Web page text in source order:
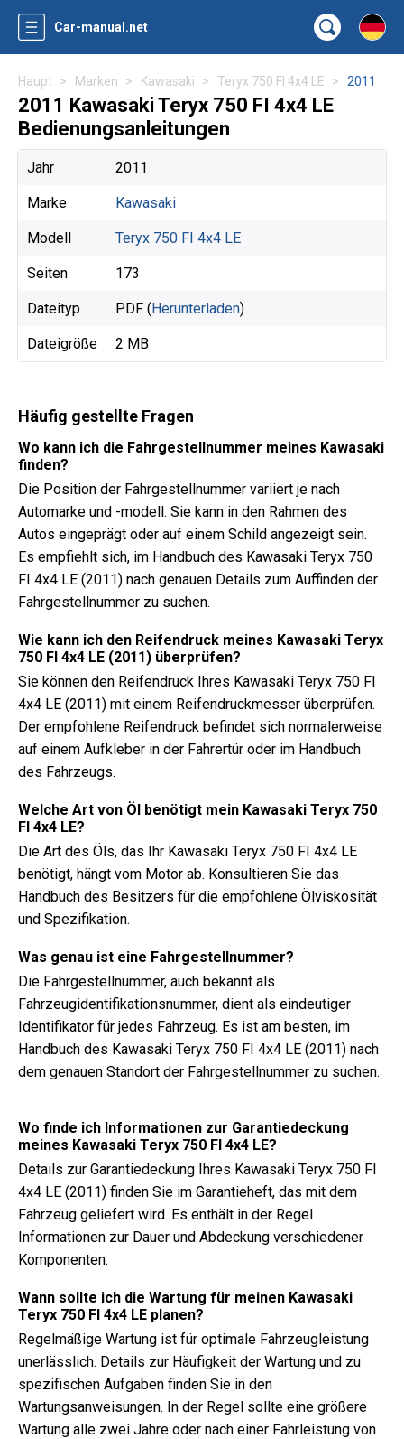
Car-manual.net
Haupt Marken Kawasaki Teryx 750 FI 4x4 LE 2011
2011 Kawasaki Teryx 750 FI 4x4 LE
Bedienungsanleitungen
Jahr 2011
Marke Kawasaki
Modell Teryx 750 FI 4x4 LE
Seiten 173
Dateityp PDF (Herunterladen)
Dateigröße 2 MB
Häufig gestellte Fragen
Wo kann ich die Fahrgestellnummer meines Kawasaki
finden?
Die Position der Fahrgestellnummer variiert je nach
Automarke und -modell. Sie kann in den Rahmen des
Autos eingeprägt oder auf einem Schild angezeigt sein.
Es empfiehlt sich, im Handbuch des Kawasaki Teryx 750
FI 4x4 LE (2011) nach genauen Details zum Auffinden der
Fahrgestellnummer zu suchen.
Wie kann ich den Reifendruck meines Kawasaki Teryx
750 FI 4x4 LE (2011) überprüfen?
Sie können den Reifendruck Ihres Kawasaki Teryx 750 FI
4x4 LE (2011) mit einem Reifendruckmesser überprüfen.
Der empfohlene Reifendruck befindet sich normalerweise
auf einem Aufkleber in der Fahrertür oder im Handbuch
des Fahrzeugs.
Welche Art von Öl benötigt mein Kawasaki Teryx 750
FI 4x4 LE?
Die Art des Öls, das Ihr Kawasaki Teryx 750 FI 4x4 LE
benötigt, hängt vom Motor ab. Konsultieren Sie das
Handbuch des Besitzers für die empfohlene Ölviskosität
und Spezifikation.
Was genau ist eine Fahrgestellnummer?
Die Fahrgestellnummer, auch bekannt als
Fahrzeugidentifikationsnummer, dient als eindeutiger
Identifikator für jedes Fahrzeug. Es ist am besten, im
Handbuch des Kawasaki Teryx 750 FI 4x4 LE (2011) nach
dem genauen Standort der Fahrgestellnummer zu suchen.
Wo finde ich Informationen zur Garantiedeckung
meines Kawasaki Teryx 750 FI 4x4 LE?
Details zur Garantiedeckung Ihres Kawasaki Teryx 750 FI
4x4 LE (2011) finden Sie im Garantieheft, das mit dem
Fahrzeug geliefert wird. Es enthält in der Regel
Informationen zur Dauer und Abdeckung verschiedener
Komponenten.
Wann sollte ich die Wartung für meinen Kawasaki
Teryx 750 FI 4x4 LE planen?
Regelmäßige Wartung ist für optimale Fahrzeugleistung
unerlässlich. Details zur Häufigkeit der Wartung und zu
spezifischen Aufgaben finden Sie in den
Wartungsanweisungen. In der Regel sollte eine größere
Wartung alle zwei Jahre oder nach einer Fahrleistung von